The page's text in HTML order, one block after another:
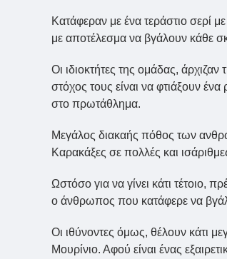
Κατάφεραν με ένα τεράστιο σερί
με αποτέλεσμα να βγάλουν κάθε
Οι ιδιοκτήτες της ομάδας,
στόχος τους είναι να φτιάξουν
στο πρωτάθλημα.
Μεγάλος διακαής πόθος των
Καρακάξες σε πολλές και
Ωστόσο για να γίνει κάτι τέτοιο,
ο άνθρωπος που κατάφερε να
Οι ιθύνοντες όμως, θέλουν κάτι
Μουρίνιο. Αφού είναι ένας